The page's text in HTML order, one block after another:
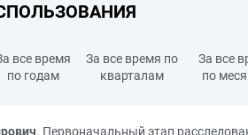
все время
по годам
За все время по
кварталам
За все
по
. Первоначальный этап